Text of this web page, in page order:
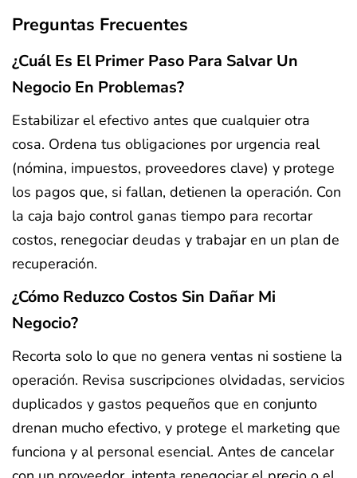
Preguntas Frecuentes
¿Cuál Es El Primer Paso Para Salvar Un
Negocio En Problemas?
Estabilizar el efectivo antes que cualquier otra
cosa. Ordena tus obligaciones por urgencia real
(nómina, impuestos, proveedores clave) y protege
los pagos que, si fallan, detienen la operación. Con
la caja bajo control ganas tiempo para recortar
costos, renegociar deudas y trabajar en un plan de
recuperación.
¿Cómo Reduzco Costos Sin Dañar Mi
Negocio?
Recorta solo lo que no genera ventas ni sostiene la
operación. Revisa suscripciones olvidadas, servicios
duplicados y gastos pequeños que en conjunto
drenan mucho efectivo, y protege el marketing que
funciona y al personal esencial. Antes de cancelar